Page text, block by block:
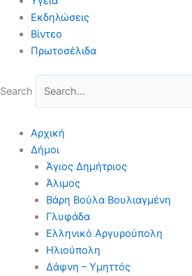
Εκδηλώσεις
Βίντεο
Πρωτοσέλιδα
Search
Αρχική
Δήμοι
Άγιος Δημήτριος
Άλιμος
Βάρη Βούλα Βουλιαγμένη
Γλυφάδα
Ελληνικό Αργυρούπολη
Ηλιούπολη
Δάφνη – Υμηττός